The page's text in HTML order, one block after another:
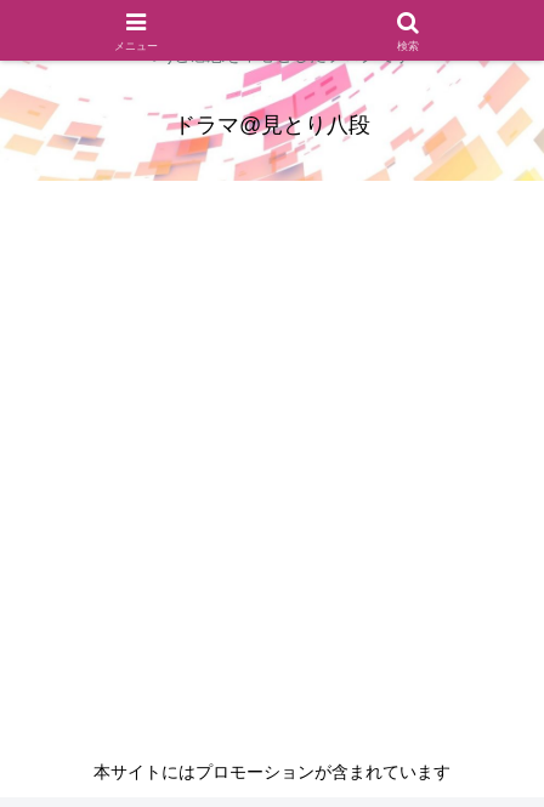
ドラマのシーンとセリフを切り取ったあらすじレビュー(復習ネタ
バレ)と感想を中心としたブログです
ドラマ@見とり八段
本サイトにはプロモーションが含まれています
メニュー 検索